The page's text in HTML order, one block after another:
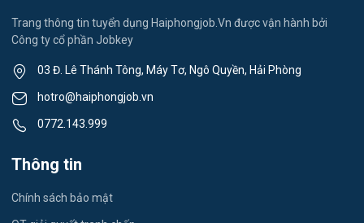
Lái xe
Tiếng Nhật
Du lịch
Công nhân
Việc làm Nam Đồng
Việc làm Tân Hưng
Việc làm Ái Quốc
Trang thông tin tuyển dụng Haiphongjob.Vn được vận hành bởi
Công ty cổ phần Jobkey
03 Đ. Lê Thánh Tông, Máy Tơ, Ngô Quyền, Hải Phòng
hotro@haiphongjob.vn
0772.143.999
Thông tin
Chính sách bảo mật